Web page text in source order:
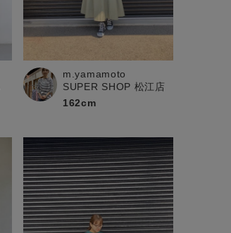
m.yamamoto
SUPER SHOP 松江店
162cm